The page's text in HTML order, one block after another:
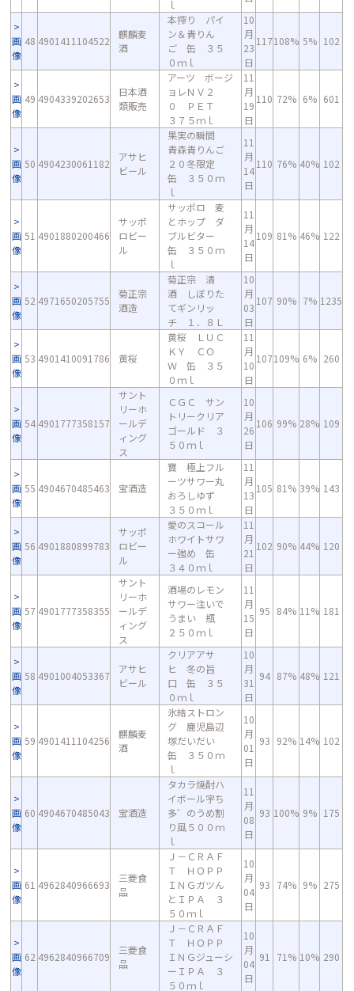
ｌ
画
像
48 4901411104522
麒麟麦
酒
本搾り パイ
ン＆青りん
ご 缶 ３５
０ｍｌ
10
月
23
日
117108% 5% 102
画
像
49 4904339202653
日本酒
類販売
アーツ ボージ
ョレＮＶ２
０ ＰＥＴ
３７５ｍｌ
11
月
19
日
110 72% 6% 601
画
像
50 4904230061182
アサヒ
ビール
果実の瞬間
青森青りんご
２０冬限定
缶 ３５０ｍ
ｌ
11
月
14
日
110 76% 40% 102
画
像
51 4901880200466
サッポ
ロビー
ル
サッポロ 麦
とホップ ダ
ブルビター
缶 ３５０ｍ
ｌ
11
月
14
日
109 81% 46% 122
画
像
52 4971650205755
菊正宗
酒造
菊正宗 清
酒 しぼりた
てギンリッ
チ １．８Ｌ
10
月
03
日
107 90% 7% 1235
画
像
53 4901410091786 黄桜
黄桜 ＬＵＣ
ＫＹ ＣＯ
Ｗ 缶 ３５
０ｍｌ
11
月
10
日
107109% 6% 260
画
像
54 4901777358157
サント
リーホ
ールデ
ィング
ス
ＣＧＣ サン
トリークリア
ゴールド ３
５０ｍｌ
10
月
26
日
106 99% 28% 109
画
像
55 4904670485463 宝酒造
寶 極上フル
ーツサワー丸
おろしゆず
３５０ｍｌ
11
月
13
日
105 81% 39% 143
画
像
56 4901880899783
サッポ
ロビー
ル
愛のスコール
ホワイトサワ
ー強め 缶
３４０ｍｌ
11
月
21
日
102 90% 44% 120
画
像
57 4901777358355
サント
リーホ
ールデ
ィング
ス
酒場のレモン
サワー注いで
うまい 瓶
２５０ｍｌ
11
月
15
日
95 84% 11% 181
画
像
58 4901004053367
アサヒ
ビール
クリアアサ
ヒ 冬の旨
口 缶 ３５
０ｍｌ
10
月
31
日
94 87% 48% 121
画
像
59 4901411104256
麒麟麦
酒
氷結ストロン
グ 鹿児島辺
塚だいだい
缶 ３５０ｍ
ｌ
10
月
01
日
93 92% 14% 102
画
像
60 4904670485043 宝酒造
タカラ焼酎ハ
イボール宇ち
多゛のうめ割
り風５００ｍ
ｌ
11
月
08
日
93 100% 9% 175
画
像
61 4962840966693
三菱食
品
Ｊ－ＣＲＡＦ
Ｔ ＨＯＰＰ
ＩＮＧガツん
とＩＰＡ ３
５０ｍｌ
10
月
04
日
93 74% 9% 275
画
像
62 4962840966709
三菱食
品
Ｊ－ＣＲＡＦ
Ｔ ＨＯＰＰ
ＩＮＧジューシ
ーＩＰＡ ３
５０ｍｌ
10
月
04
日
91 71% 10% 290